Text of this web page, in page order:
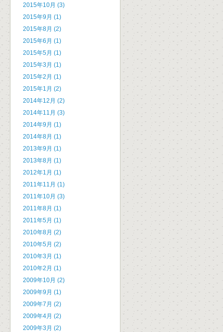
2015年10月 (3)
2015年9月 (1)
2015年8月 (2)
2015年6月 (1)
2015年5月 (1)
2015年3月 (1)
2015年2月 (1)
2015年1月 (2)
2014年12月 (2)
2014年11月 (3)
2014年9月 (1)
2014年8月 (1)
2013年9月 (1)
2013年8月 (1)
2012年1月 (1)
2011年11月 (1)
2011年10月 (3)
2011年8月 (1)
2011年5月 (1)
2010年8月 (2)
2010年5月 (2)
2010年3月 (1)
2010年2月 (1)
2009年10月 (2)
2009年9月 (1)
2009年7月 (2)
2009年4月 (2)
2009年3月 (2)